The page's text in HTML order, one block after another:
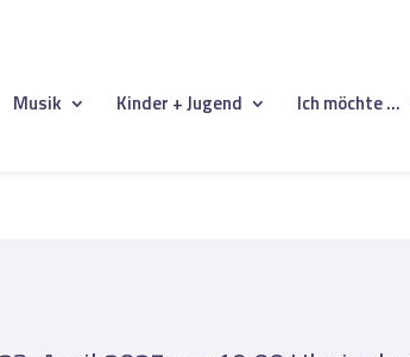
Musik Kinder + Jugend Ich möchte …